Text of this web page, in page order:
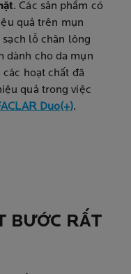
. Các sản phẩm có
quả trên mụn
lỗ chân lông
dành cho da mụn
hoạt chất đã
quả trong việc
Duo(+).
BƯỚC RẤT